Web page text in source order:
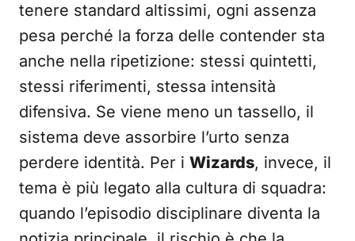
tenere standard altissimi, ogni assenza
pesa perché la forza delle contender sta
anche nella ripetizione: stessi quintetti,
stessi riferimenti, stessa intensità
difensiva. Se viene meno un tassello, il
sistema deve assorbire l’urto senza
perdere identità. Per i Wizards, invece, il
tema è più legato alla cultura di squadra:
quando l’episodio disciplinare diventa la